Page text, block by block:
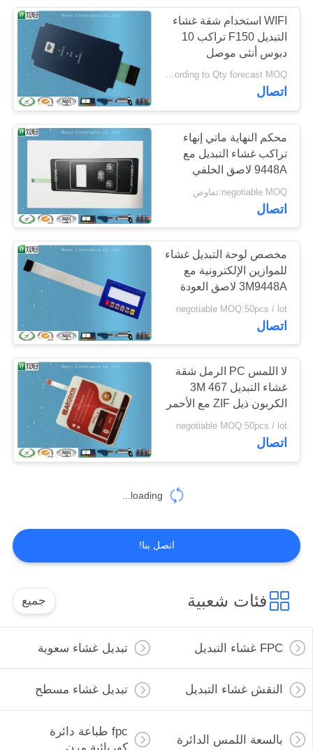
fpc طباعة دائرة
كهربائية مرن
11
الدائرة فليكس الدائرة
14
رابط ختم الحرارة
5
القباب المعدنية عن
10
تبديل قبة بولي
13
WIFI استخدام شقة غشاء
التبديل F150 تراكب 10
دبوس أنثى موصل
3M468MP
Negotiable according to Qty forecast MOQ:قابل للتفاوض
اتصال
محكم النهاية ماتي إنهاء
تراكب غشاء التبديل مع
9448A لاصق الخلفي
negotiable MOQ:تفاوض
اتصال
مخصص لوحة التبديل غشاء
للموازين الإلكترونية مع
3M9448A لاصق العودة
negotiable MOQ:50pcs / lot
اتصال
لا اللمس PC الرمل شقة
غشاء التبديل 3M 467
الكربون ذيل ZIF مع الأحمر
المقسى
negotiable MOQ:50pcs / lot
اتصال
loading...
اتصل بنا!
فئات شعبية جميع
FPC غشاء التبديل تبديل غشاء سعوية
النقش غشاء التبديل تبديل غشاء مسطح
بالسعة اللمس الدائرة
fpc طباعة دائرة